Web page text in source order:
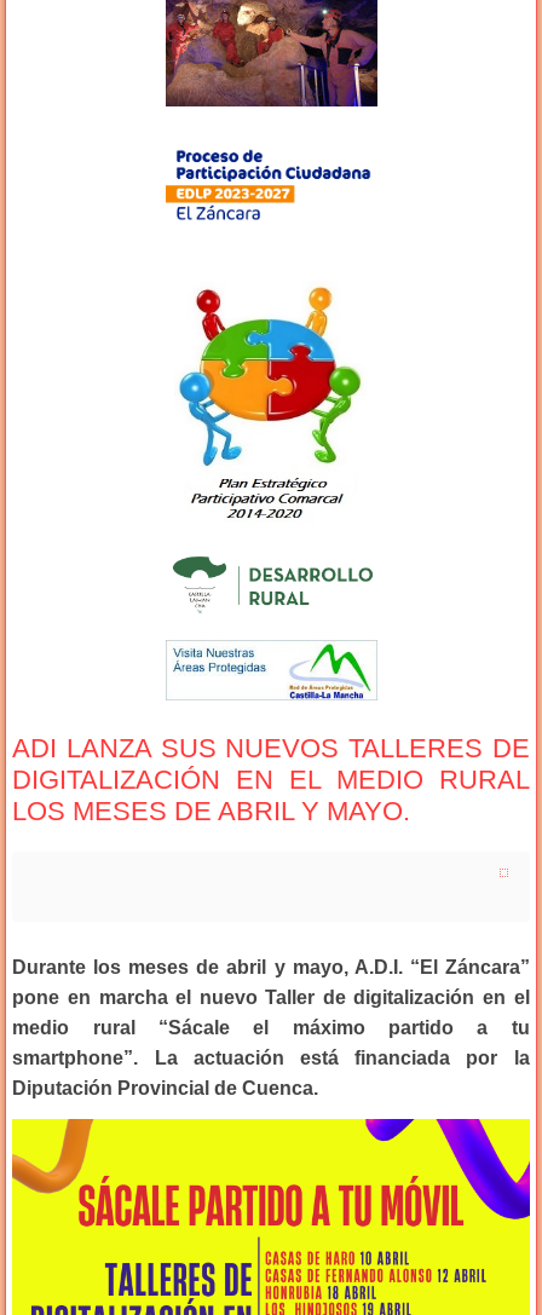
ADI LANZA SUS NUEVOS TALLERES DE
DIGITALIZACIÓN EN EL MEDIO RURAL
LOS MESES DE ABRIL Y MAYO.
Durante los meses de abril y mayo, A.D.I. “El Záncara”
pone en marcha el nuevo Taller de digitalización en el
medio rural “Sácale el máximo partido a tu
smartphone”. La actuación está financiada por la
Diputación Provincial de Cuenca.